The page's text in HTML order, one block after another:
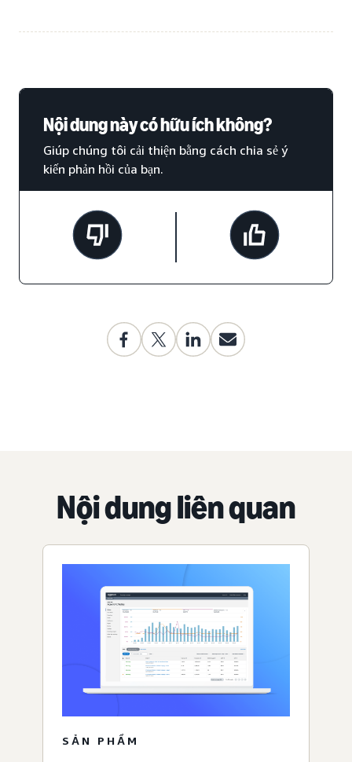
Nội dung này có hữu ích không?
Giúp chúng tôi cải thiện bằng cách chia sẻ ý
kiến phản hồi của bạn.
Nội dung liên quan
SẢN PHẨM